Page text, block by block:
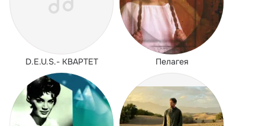
D.E.U.S.- КВАРТЕТ Пелагея